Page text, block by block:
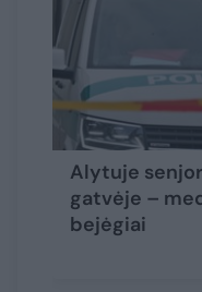
Alytuje
gatvėje –
bejėgiai